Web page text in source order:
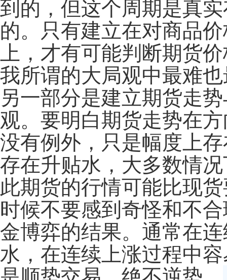
到的，但这个周期是真
的。只有建立在对商品
上，才有可能判断期货
我所谓的大局观中最难
另一部分是建立期货走
观。要明白期货走势在
没有例外，只是幅度上
存在升贴水，大多数情
此期货的行情可能比现
时候不要感到奇怪和不
金博弈的结果。通常在
水，在连续上涨过程中